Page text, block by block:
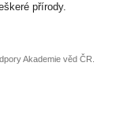
přírody.
Akademie věd ČR.